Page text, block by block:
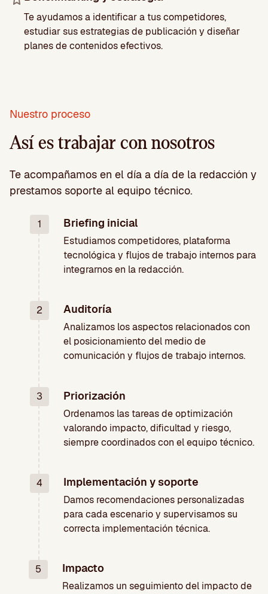
Te ayudamos a identificar a tus competidores,
estudiar sus estrategias de publicación y diseñar
planes de contenidos efectivos.
Nuestro proceso
Así es trabajar con nosotros
Te acompañamos en el día a día de la redacción y
prestamos soporte al equipo técnico.
1 Briefing inicial
Estudiamos competidores, plataforma
tecnológica y flujos de trabajo internos para
integrarnos en la redacción.
2 Auditoría
Analizamos los aspectos relacionados con
el posicionamiento del medio de
comunicación y flujos de trabajo internos.
3 Priorización
Ordenamos las tareas de optimización
valorando impacto, dificultad y riesgo,
siempre coordinados con el equipo técnico.
4 Implementación y soporte
Damos recomendaciones personalizadas
para cada escenario y supervisamos su
correcta implementación técnica.
5 Impacto
Realizamos un seguimiento del impacto de